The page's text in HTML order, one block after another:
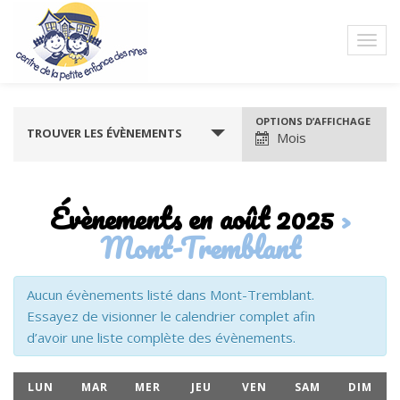
TROUVER LES ÉVÈNEMENTS
Navigation
par
des
évènements
OPTIONS D’AFFICHAGE
Mois
Évènements en août 2025›
Mont-Tremblant
Aucun évènements listé dans Mont-Tremblant.
Essayez de visionner le calendrier complet afin
d’avoir une liste complète des évènements.
LUN MAR MER JEU VEN SAM DIM